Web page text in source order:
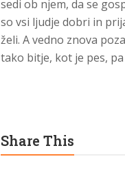
sedi ob njem, da se
so vsi ljudje dobri in
želi. A vedno znova
tako bitje, kot je pes,
Share This